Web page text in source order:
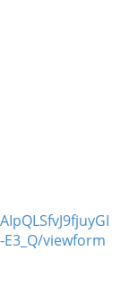
E3_Q/viewform